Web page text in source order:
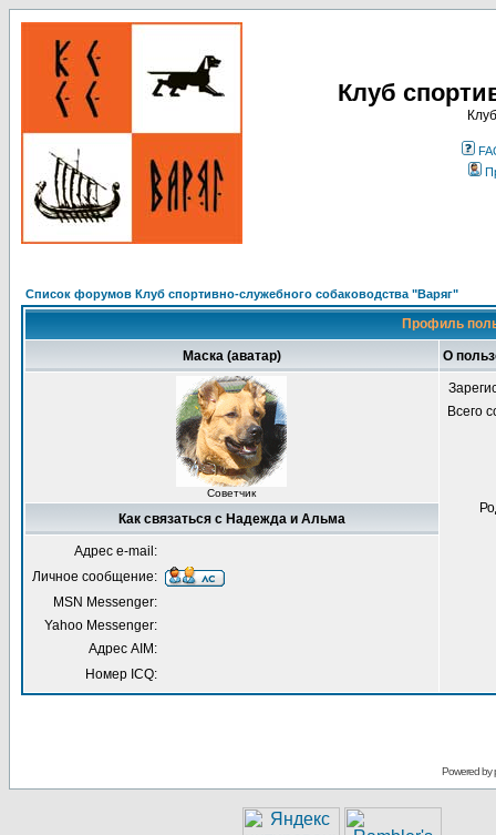
Клуб
Список форумов Клуб спортивно-служебного собаководства "Варяг"
Профиль
Маска (аватар) О
Советчик
Всего
Как связаться с Надежда и Альма
Адрес e-mail:
Личное сообщение:
MSN Messenger:
Yahoo Messenger:
Адрес AIM:
Номер ICQ:
Powered by